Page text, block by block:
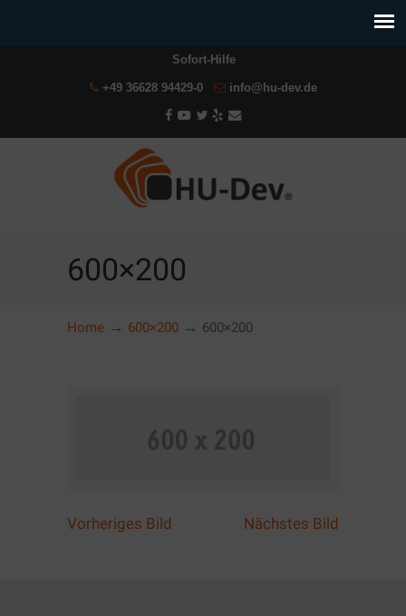
Sofort-Hilfe
+49 36628 94429-0 info@hu-dev.de
600×200
Home → 600×200 → 600×200
Vorheriges Bild Nächstes Bild